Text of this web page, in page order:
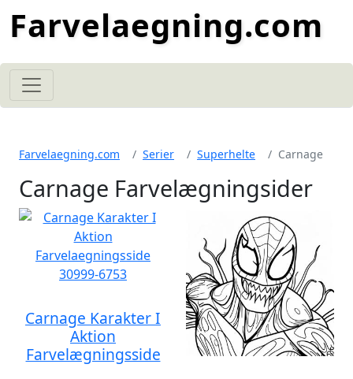
Farvelaegning.com
Farvelaegning.com Serier Superhelte Carnage
Carnage Farvelægningsider
Carnage Karakter I
Aktion
Farvelægningsside